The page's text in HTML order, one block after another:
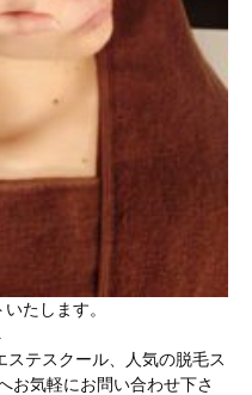
たします。
ステスクール、人気の脱毛ス
お気軽にお問い合わせ下さ